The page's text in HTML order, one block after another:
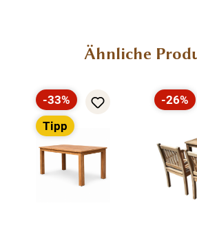
Der Sessel „Montgomery“ vereint
für anspruchsvolle Outdoor-
klassischen Retrodesign
dieser Dining-Sessel einen Hauch
auf Terrasse, Balkon oder in den
Sein stabiler Aluminiumrahmen in
sorgt für Langlebigkeit und
Produktgalerie überspringen
Ähnliche
Rabatt
-33%
Tipp
Rabatt
-26%